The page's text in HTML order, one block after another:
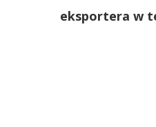
eksportera w